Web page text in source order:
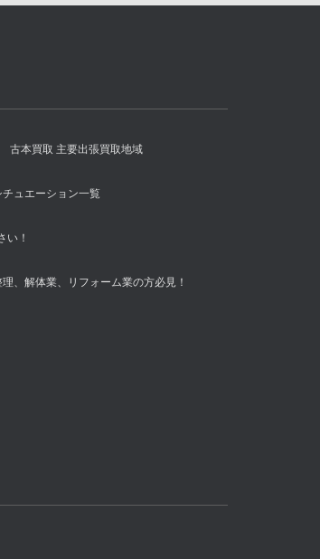
古本買取 主要出張買取地域
ュエーション一覧
い！
、解体業、リフォーム業の方必見！